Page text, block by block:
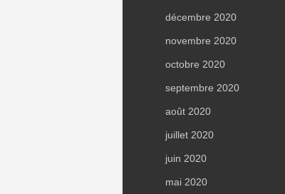
décembre 2020
novembre 2020
octobre 2020
septembre 2020
août 2020
juillet 2020
juin 2020
mai 2020